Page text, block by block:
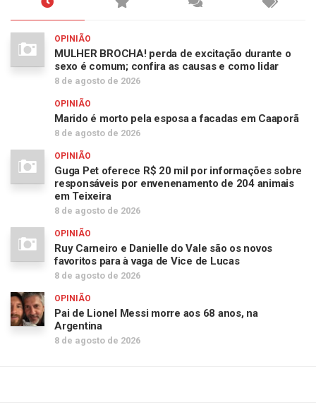
OPINIÃO
MULHER BROCHA! perda de excitação durante o
sexo é comum; confira as causas e como lidar
8 de agosto de 2026
OPINIÃO
Marido é morto pela esposa a facadas em Caaporã
8 de agosto de 2026
OPINIÃO
Guga Pet oferece R$ 20 mil por informações sobre
responsáveis por envenenamento de 204 animais
em Teixeira
8 de agosto de 2026
OPINIÃO
Ruy Carneiro e Danielle do Vale são os novos
favoritos para à vaga de Vice de Lucas
8 de agosto de 2026
OPINIÃO
Pai de Lionel Messi morre aos 68 anos, na
Argentina
8 de agosto de 2026